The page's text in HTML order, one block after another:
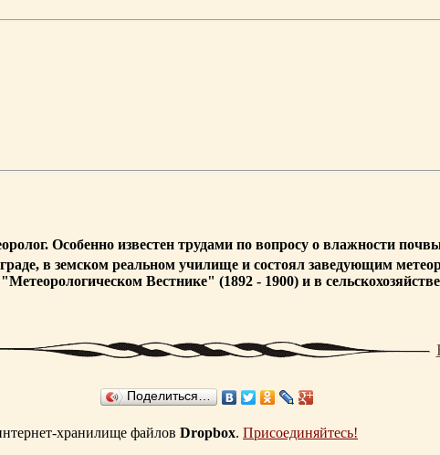
Особенно известен трудами по вопросу о влажности
в земском реальном училище и состоял заведующим
Вестнике" (1892 - 1900) и в
Поделиться…
хранилище файлов Dropbox. Присоединяйтесь!